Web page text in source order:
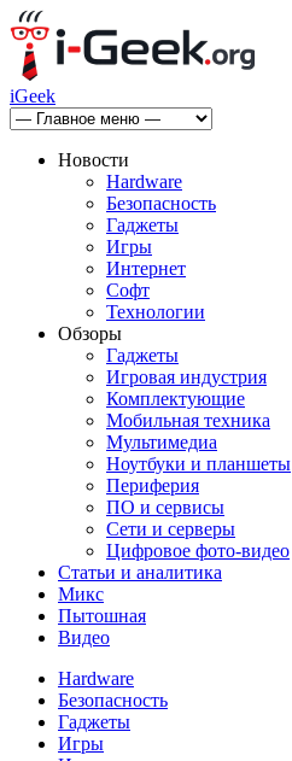
iGeek
Новости
Hardware
Безопасность
Гаджеты
Игры
Интернет
Софт
Технологии
Обзоры
Гаджеты
Игровая индустрия
Комплектующие
Мобильная техника
Мультимедиа
Ноутбуки и планшеты
Периферия
ПО и сервисы
Сети и серверы
Цифровое фото-видео
Статьи и аналитика
Микс
Пытошная
Видео
Hardware
Безопасность
Гаджеты
Игры